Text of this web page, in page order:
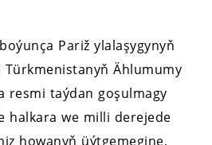
Pariž ylalaşygynyň
Ählumumy
resmi taýdan goşulmagy
halkara we milli derejede
howanyň üýtgemegine,